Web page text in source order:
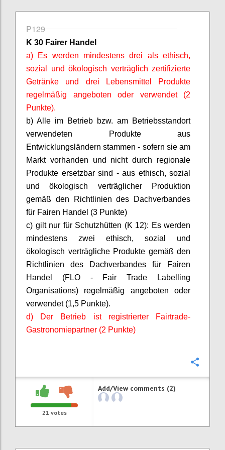
P129
K 30 Fairer Handel
a) Es werden mindestens drei als ethisch,
sozial und ökologisch verträglich zertifizierte
Getränke und drei Lebensmittel Produkte
regelmäßig angeboten oder verwendet (2
Punkte).
b) Alle im Betrieb bzw. am Betriebsstandort
verwendeten Produkte aus
Entwicklungsländern stammen - sofern sie am
Markt vorhanden und nicht durch regionale
Produkte ersetzbar sind - aus ethisch, sozial
und ökologisch verträglicher Produktion
gemäß den Richtlinien des Dachverbandes
für Fairen Handel (3 Punkte)
c) gilt nur für Schutzhütten (K 12): Es werden
mindestens zwei ethisch, sozial und
ökologisch verträgliche Produkte gemäß den
Richtlinien des Dachverbandes für Fairen
Handel (FLO - Fair Trade
Labelling
Organisations) regelmäßig angeboten oder
verwendet (1,5 Punkte).
d) Der Betrieb ist registrierter
Fairtrade-
Gastronomiepartner (2 Punkte)
21 votes
Add/View comments (2)